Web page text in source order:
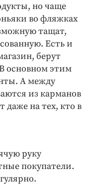
но чаще
во фляжках
тащат,
Есть и
берут
основном этим
А между
из карманов
даже на тех, кто в
руку
покупатели.